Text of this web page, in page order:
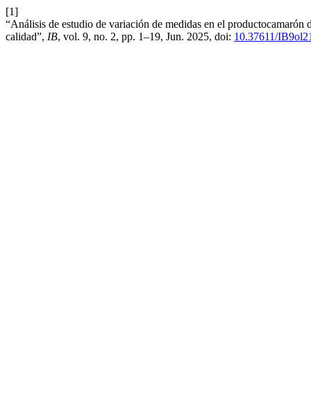
[1]
“Análisis de estudio de variación de medidas en el
calidad”, IB, vol. 9, no. 2, pp. 1–19, Jun. 2025, doi: 10.37611/